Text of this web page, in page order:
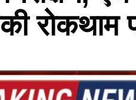
की रोकथाम